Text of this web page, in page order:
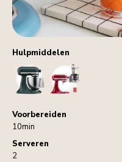
Hulpmiddelen
StandMixerSlowJuicer
Voorbereiden
10min
Serveren
2